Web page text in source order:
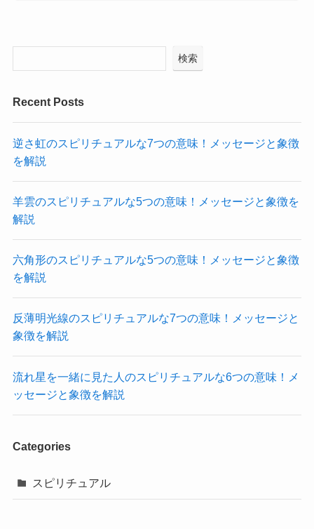
検索
Recent Posts
逆さ虹のスピリチュアルな7つの意味！メッセージと象徴
を解説
羊雲のスピリチュアルな5つの意味！メッセージと象徴を
解説
六角形のスピリチュアルな5つの意味！メッセージと象徴
を解説
反薄明光線のスピリチュアルな7つの意味！メッセージと
象徴を解説
流れ星を一緒に見た人のスピリチュアルな6つの意味！メ
ッセージと象徴を解説
Categories
スピリチュアル